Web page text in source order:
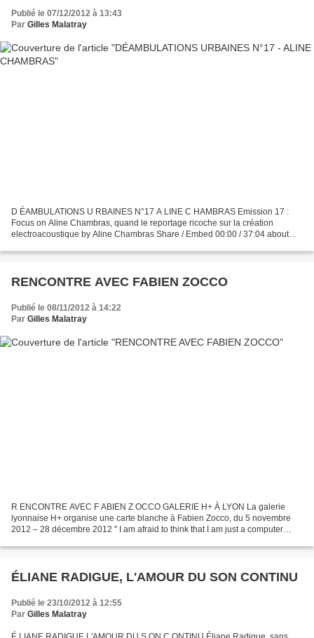
Publié le 07/12/2012 à 13:43
Par Gilles Malatray
D ÉAMBULATIONS U RBAINES N°17 A LINE C HAMBRAS Emission 17 :
Focus on Aline Chambras, quand le reportage ricoche sur la création
electroacoustique by Aline Chambras Share / Embed 00:00 / 37:04 about
RENCONTRE AVEC FABIEN ZOCCO
Publié le 08/11/2012 à 14:22
Par Gilles Malatray
R ENCONTRE AVEC F ABIEN Z OCCO GALERIE H+ À LYON La galerie
lyonnaise H+ organise une carte blanche à Fabien Zocco, du 5 novembre
2012 – 28 décembre 2012 " I am afraid to think that I am just a computer
ÉLIANE RADIGUE, L'AMOUR DU SON CONTINU
Publié le 23/10/2012 à 12:55
Par Gilles Malatray